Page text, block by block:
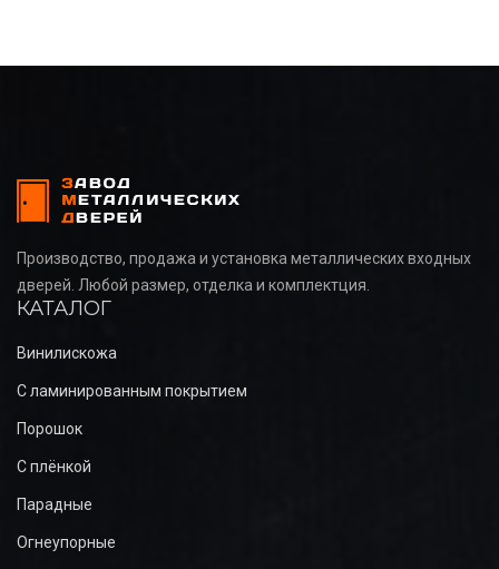
Производство, продажа и установка металлических входных
дверей. Любой размер, отделка и комплектция.
КАТАЛОГ
Винилискожа
С ламинированным покрытием
Порошок
С плёнкой
Парадные
Огнеупорные